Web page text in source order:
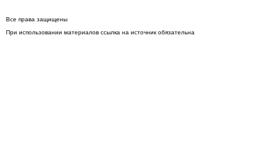
Все права защищены
При использовании материалов ссылка на источник обязательна